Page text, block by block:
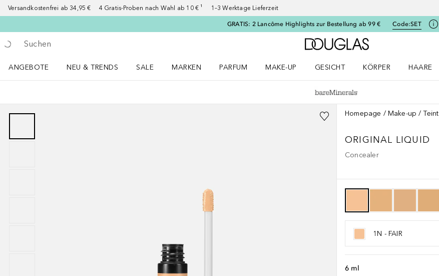
Versandkostenfrei ab 34,95 € 4 Gratis-Proben nach Wahl ab 10 € ¹ 1–3 Werktage Lieferzeit
GRATIS: 2 Lancôme Highlights zur Bestellung ab 99 € Code:SET
Gehe zurück
Suche ausführen
Zur Douglas Startseite
ANGEBOTE
NEU & TRENDS
SALE
MARKEN
PARFUM
MAKE-UP
GESICHT
KÖRPER
HAARE
Homepage Make-up Teint
ORIGINAL LIQUID
Concealer
1N - FAIR
6 ml